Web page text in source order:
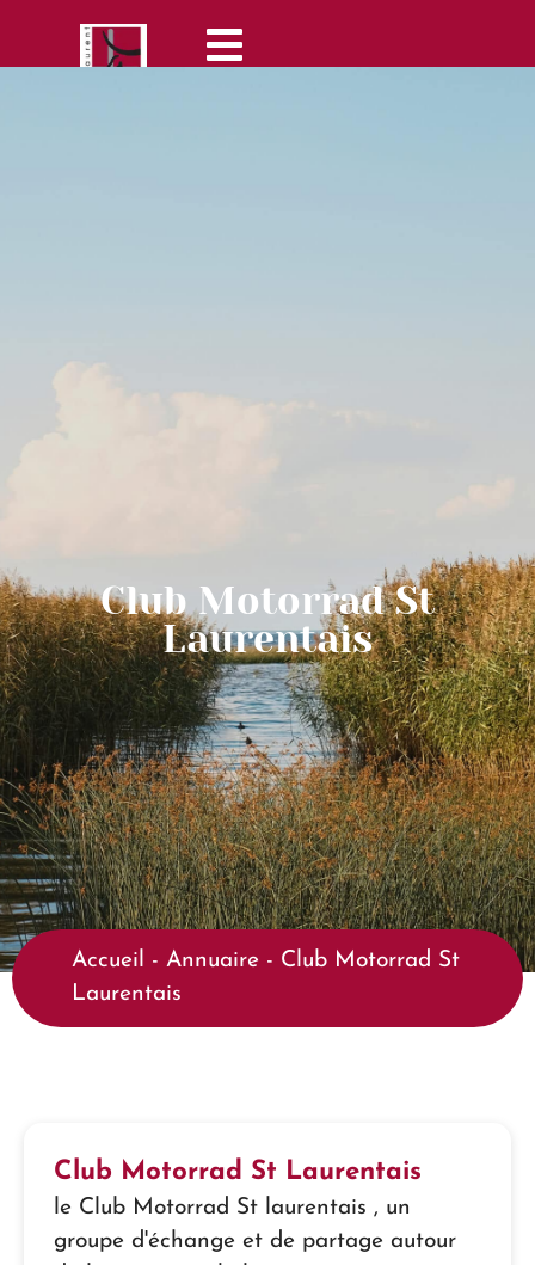
Club Motorrad St
Laurentais
Accueil - Annuaire - Club Motorrad St
Laurentais
Club Motorrad St Laurentais
le Club Motorrad St laurentais , un
groupe d'échange et de partage autour